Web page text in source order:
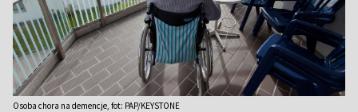
Osoba chora na demencje, fot: PAP/KEYSTONE